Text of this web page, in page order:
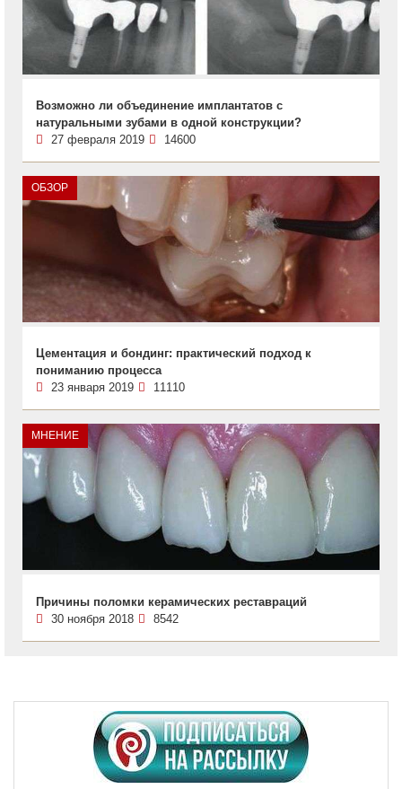
Возможно ли объединение имплантатов с
натуральными зубами в одной конструкции?
27 февраля 2019
14600
ОБЗОР
Цементация и бондинг: практический подход к
пониманию процесса
23 января 2019
11110
МНЕНИЕ
Причины поломки керамических реставраций
30 ноября 2018
8542